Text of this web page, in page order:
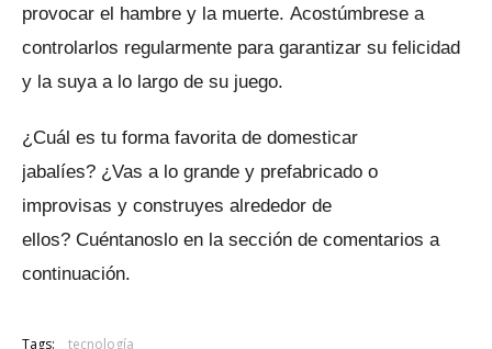
provocar el hambre y la muerte. Acostúmbrese a
controlarlos regularmente para garantizar su felicidad
y la suya a lo largo de su juego.
¿Cuál es tu forma favorita de domesticar
jabalíes? ¿Vas a lo grande y prefabricado o
improvisas y construyes alrededor de
ellos? Cuéntanoslo en la sección de comentarios a
continuación.
Tags: tecnología